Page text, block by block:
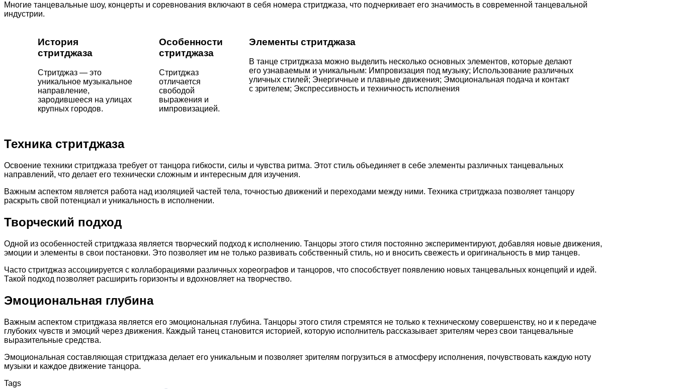
Многие танцевальные шоу, концерты и соревнования включают в себя номера стритджаза, что подчеркивает его значимость в современной танцевальной
индустрии.
История
стритджаза
Стритджаз — это
уникальное музыкальное
направление,
зародившееся на улицах
крупных городов.
Особенности
стритджаза
Стритджаз
отличается
свободой
выражения и
импровизацией.
Элементы стритджаза
В танце стритджаза можно выделить несколько основных элементов, которые делают
его узнаваемым и уникальным: Импровизация под музыку; Использование различных
уличных стилей; Энергичные и плавные движения; Эмоциональная подача и контакт
с зрителем; Экспрессивность и техничность исполнения
Техника стритджаза
Освоение техники стритджаза требует от танцора гибкости, силы и чувства ритма. Этот стиль объединяет в себе элементы различных танцевальных
направлений, что делает его технически сложным и интересным для изучения.
Важным аспектом является работа над изоляцией частей тела, точностью движений и переходами между ними. Техника стритджаза позволяет танцору
раскрыть свой потенциал и уникальность в исполнении.
Творческий подход
Одной из особенностей стритджаза является творческий подход к исполнению. Танцоры этого стиля постоянно экспериментируют, добавляя новые движения,
эмоции и элементы в свои постановки. Это позволяет им не только развивать собственный стиль, но и вносить свежесть и оригинальность в мир танцев.
Часто стритджаз ассоциируется с коллаборациями различных хореографов и танцоров, что способствует появлению новых танцевальных концепций и идей.
Такой подход позволяет расширить горизонты и вдохновляет на творчество.
Эмоциональная глубина
Важным аспектом стритджаза является его эмоциональная глубина. Танцоры этого стиля стремятся не только к техническому совершенству, но и к передаче
глубоких чувств и эмоций через движения. Каждый танец становится историей, которую исполнитель рассказывает зрителям через свои танцевальные
выразительные средства.
Эмоциональная составляющая стритджаза делает его уникальным и позволяет зрителям погрузиться в атмосферу исполнения, почувствовать каждую ноту
музыки и каждое движение танцора.
Tags